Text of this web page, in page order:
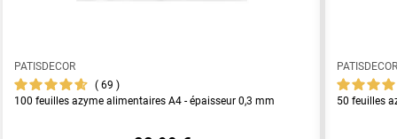
PATISDECOR
69
100 feuilles azyme alimentaires A4 - épaisseur 0,3 mm
50 feuilles